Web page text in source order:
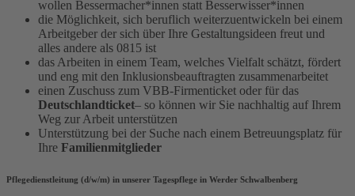
wollen Bessermacher*innen statt Besserwisser*innen
die Möglichkeit, sich beruflich weiterzuentwickeln bei einem
Arbeitgeber der sich über Ihre Gestaltungsideen freut und
alles andere als 0815 ist
das Arbeiten in einem Team, welches Vielfalt schätzt, fördert
und eng mit den Inklusionsbeauftragten zusammenarbeitet
einen Zuschuss zum VBB-Firmenticket oder für das
Deutschlandticket– so können wir Sie nachhaltig auf Ihrem
Weg zur Arbeit unterstützen
Unterstützung bei der Suche nach einem Betreuungsplatz für
Ihre Familienmitglieder
Pflegedienstleitung (d/w/m) in unserer Tagespflege in Werder Schwalbenberg